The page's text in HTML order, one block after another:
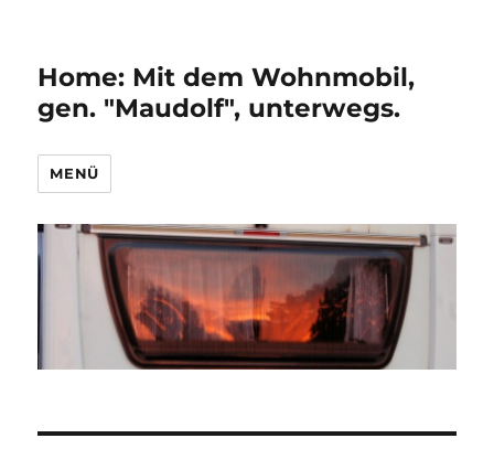
Home: Mit dem Wohnmobil,
gen. "Maudolf", unterwegs.
MENÜ